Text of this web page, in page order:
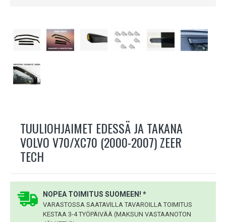
TUULIOHJAIMET EDESSÄ JA TAKANA
VOLVO V70/XC70 (2000-2007) ZEER
TECH
NOPEA TOIMITUS SUOMEEN! *
VARASTOSSA SAATAVILLA TAVAROILLA TOIMITUS
KESTAA 3-4 TYÖPÄIVÄÄ (MAKSUN VASTAANOTON